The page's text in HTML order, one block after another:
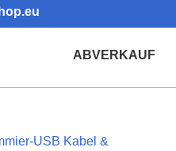
ABVERKAUF
USB Kabel &